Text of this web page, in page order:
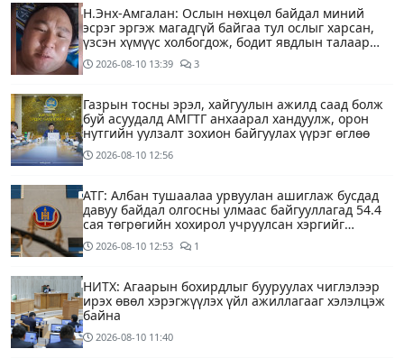
Н.Энх-Амгалан: Ослын нөхцөл байдал миний
эсрэг эргэж магадгүй байгаа тул ослыг харсан,
үзсэн хүмүүс холбогдож, бодит явдлын талаар
ярьж өгч тусална уу
2026-08-10 13:39 3
Газрын тосны эрэл, хайгуулын ажилд саад болж
буй асуудалд АМГТГ анхаарал хандуулж, орон
нутгийн уулзалт зохион байгуулах үүрэг өглөө
2026-08-10 12:56
АТГ: Албан тушаалаа урвуулан ашиглаж бусдад
давуу байдал олгосны улмаас байгууллагад 54.4
сая төгрөгийн хохирол учруулсан хэргийг
прокурорт шилжүүллээ
2026-08-10 12:53 1
НИТХ: Агаарын бохирдлыг бууруулах чиглэлээр
ирэх өвөл хэрэгжүүлэх үйл ажиллагааг хэлэлцэж
байна
2026-08-10 11:40